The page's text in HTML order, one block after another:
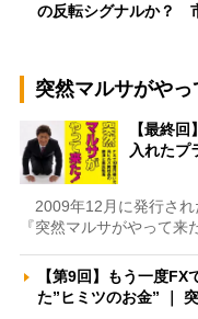
の反転シグナルか？
突然マルサがやっ
【最終
入れた
2009年12月に発行され
『突然マルサがやって
【第9回】もう一度
た”ヒミツのお金” ｜